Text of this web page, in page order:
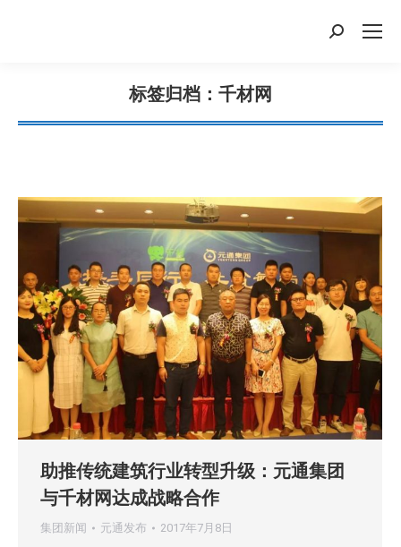
搜
标签归档： 千材网
您在这里：
助推传统建筑行业转型升级：元通集团
与千材网达成战略合作
集团新闻 元通发布 2017年7月8日